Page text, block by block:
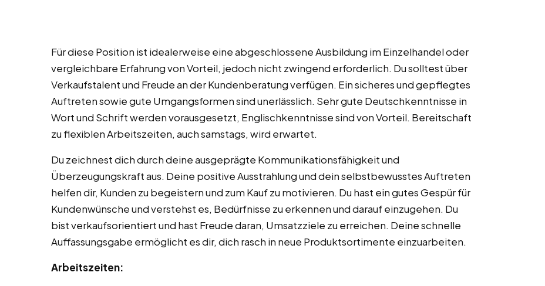
Für diese Position ist idealerweise eine abgeschlossene Ausbildung im Einzelhandel oder
vergleichbare Erfahrung von Vorteil, jedoch nicht zwingend erforderlich. Du solltest über
Verkaufstalent und Freude an der Kundenberatung verfügen. Ein sicheres und gepflegtes
Auftreten sowie gute Umgangsformen sind unerlässlich. Sehr gute Deutschkenntnisse in
Wort und Schrift werden vorausgesetzt, Englischkenntnisse sind von Vorteil. Bereitschaft
zu flexiblen Arbeitszeiten, auch samstags, wird erwartet.
Du zeichnest dich durch deine ausgeprägte Kommunikationsfähigkeit und
Überzeugungskraft aus. Deine positive Ausstrahlung und dein selbstbewusstes Auftreten
helfen dir, Kunden zu begeistern und zum Kauf zu motivieren. Du hast ein gutes Gespür für
Kundenwünsche und verstehst es, Bedürfnisse zu erkennen und darauf einzugehen. Du
bist verkaufsorientiert und hast Freude daran, Umsatzziele zu erreichen. Deine schnelle
Auffassungsgabe ermöglicht es dir, dich rasch in neue Produktsortimente einzuarbeiten.
Arbeitszeiten: